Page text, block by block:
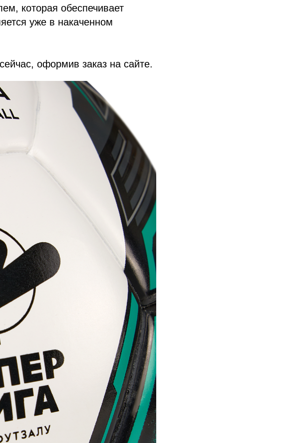
которая обеспечивает
уже в накаченном
оформив заказ на сайте.